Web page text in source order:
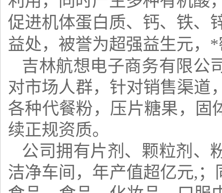
促进机体蛋白质、钙、铁、
益处，被誉为超强益生元，
吉林航想电子商务有限公
对市场人群，针对销售渠道
各种代餐粉，压片糖果，固
续正规资质。
公司拥有片剂、颗粒剂、
洁净车间，年产值超亿元,；